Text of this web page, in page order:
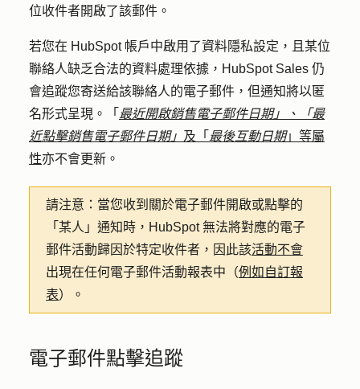
位收件者開啟了該郵件。
若您在 HubSpot 帳戶中啟用了資料隱私設定 ，且某位
聯絡人缺乏合法的資料處理依據 ，HubSpot Sales 仍
會追蹤您寄送給該聯絡人的電子郵件，但通知將以匿
名形式呈現。「 最近開啟銷售電子郵件日期」、「最
近點擊銷售電子郵件日期」 及「 最後互動日期」等屬
性亦不會更新。
請注意： 當您收到關於電子郵件開啟或點擊的
「某人」通知時，HubSpot 無法將對應的電子
郵件活動歸因於特定收件者，因此該活動不會
出現在任何電子郵件活動報表中（例如自訂報
表）。
電子郵件點擊追蹤